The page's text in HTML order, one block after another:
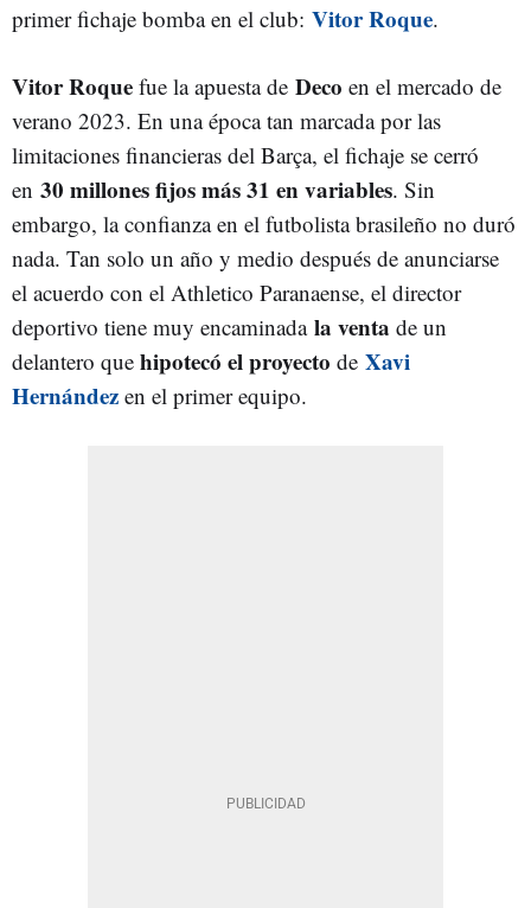
primer fichaje bomba en el club: Vitor Roque.
Vitor Roque fue la apuesta de Deco en el mercado de
verano 2023. En una época tan marcada por las
limitaciones financieras del Barça, el fichaje se cerró
en 30 millones fijos más 31 en variables. Sin
embargo, la confianza en el futbolista brasileño no duró
nada. Tan solo un año y medio después de anunciarse
el acuerdo con el Athletico Paranaense, el director
deportivo tiene muy encaminada la venta de un
delantero que hipotecó el proyecto de Xavi
Hernández en el primer equipo.